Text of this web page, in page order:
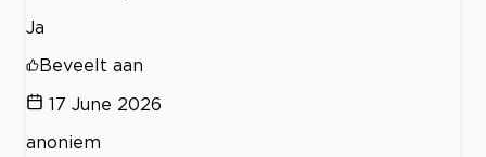
Ja
Beveelt aan
17 June 2026
anoniem